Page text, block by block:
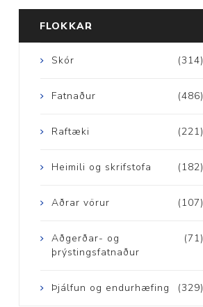
FLOKKAR
(314)
Skór
(486)
Fatnaður
(221)
Raftæki
(182)
Heimili og skrifstofa
(107)
Aðrar vörur
(71)
Aðgerðar- og
þrýstingsfatnaður
(329)
Þjálfun og endurhæfing